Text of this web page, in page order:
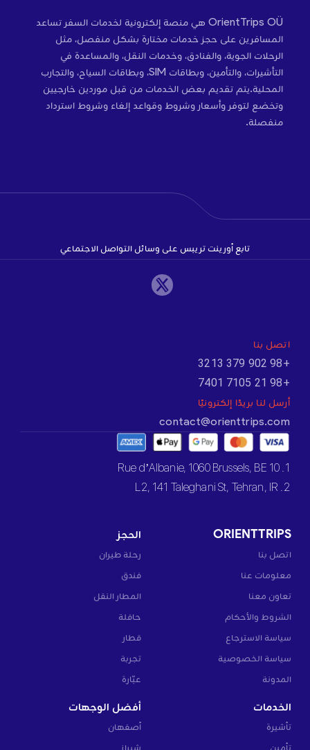
OrientTrips OÜ هي منصة إلكترونية لخدمات السفر تساعد
المسافرين على حجز خدمات مختارة بشكل منفصل، مثل
الرحلات الجوية، والفنادق، وخدمات النقل، والمساعدة في
التأشيرات، والتأمين، وبطاقات SIM، وبطاقات السياح، والتجارب
المحلية.يتم تقديم بعض الخدمات من قبل موردين خارجيين
وتخضع لتوفر وأسعار وشروط وقواعد إلغاء وشروط استرداد
منفصلة.
تابع أورينت تريبس على وسائل التواصل الاجتماعي
اتصل بنا
+98 902 379 3213
+98 21 7105 7401
أرسل لنا بريدًا إلكترونيًا
contact@orienttrips.com
1. 10 Rue d’Albanie, 1060 Brussels, BE
2. L2, 141 Taleghani St, Tehran, IR
ORIENTTRIPS
اتصل بنا
معلومات عنا
تعاون معنا
الشروط والأحكام
سياسة الاسترجاع
سياسة الخصوصية
المدونة
الحجز
رحلة طيران
فندق
المطار النقل
حافلة
قطار
تجربة
عبّارة
الخدمات
تأشيرة
تأمين
أفضل الوجهات
أصفهان
شيراز